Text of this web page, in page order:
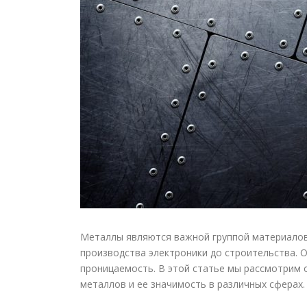
Металлы являются важной группой
производства электроники до
проницаемость. В этой статье мы рассмотрим
металлов и ее значимость в различных сферах.